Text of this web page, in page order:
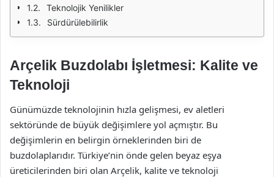
Teknolojik Yenilikler
Sürdürülebilirlik
Arçelik Buzdolabı İşletmesi: Kalite ve
Teknoloji
Günümüzde teknolojinin hızla gelişmesi, ev aletleri
sektöründe de büyük değişimlere yol açmıştır. Bu
değişimlerin en belirgin örneklerinden biri de
buzdolaplarıdır. Türkiye’nin önde gelen beyaz eşya
üreticilerinden biri olan Arçelik, kalite ve teknoloji